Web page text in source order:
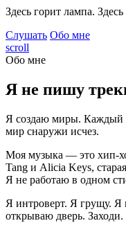
Здесь горит лампа.
Слушать Обо мне
scroll
Обо мне
Я не пишу
Я создаю миры. Каждый
мир снаружи исчез.
Моя музыка — это хип-
Tang и Alicia Keys,
Я не работаю в одном
Я интроверт. Я грущу. Я
открываю дверь. Заходи.